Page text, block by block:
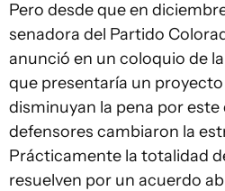
Pero desde que en
senadora del Partido
anunció en un coloquio de
que presentaría un
disminuyan la pena por este
defensores cambiaron la
Prácticamente la totalidad
resuelven por un acuerdo